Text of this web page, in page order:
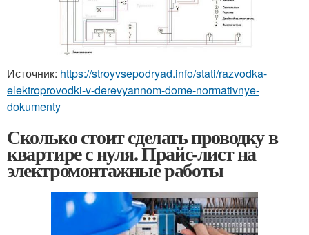
Источник: https://stroyvsepodryad.info/stati/razvodka-
elektroprovodki-v-derevyannom-dome-normativnye-
dokumenty
Сколько стоит сделать проводку в
квартире с нуля. Прайс-лист на
электромонтажные работы